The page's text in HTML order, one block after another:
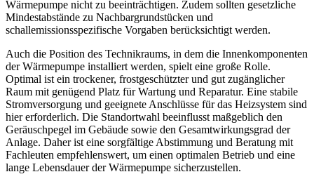
Wärmepumpe nicht zu beeinträchtigen. Zudem sollten gesetzliche
Mindestabstände zu Nachbargrundstücken und
schallemissionsspezifische Vorgaben berücksichtigt werden.
Auch die Position des Technikraums, in dem die Innenkomponenten
der Wärmepumpe installiert werden, spielt eine große Rolle.
Optimal ist ein trockener, frostgeschützter und gut zugänglicher
Raum mit genügend Platz für Wartung und Reparatur. Eine stabile
Stromversorgung und geeignete Anschlüsse für das Heizsystem sind
hier erforderlich. Die Standortwahl beeinflusst maßgeblich den
Geräuschpegel im Gebäude sowie den Gesamtwirkungsgrad der
Anlage. Daher ist eine sorgfältige Abstimmung und Beratung mit
Fachleuten empfehlenswert, um einen optimalen Betrieb und eine
lange Lebensdauer der Wärmepumpe sicherzustellen.